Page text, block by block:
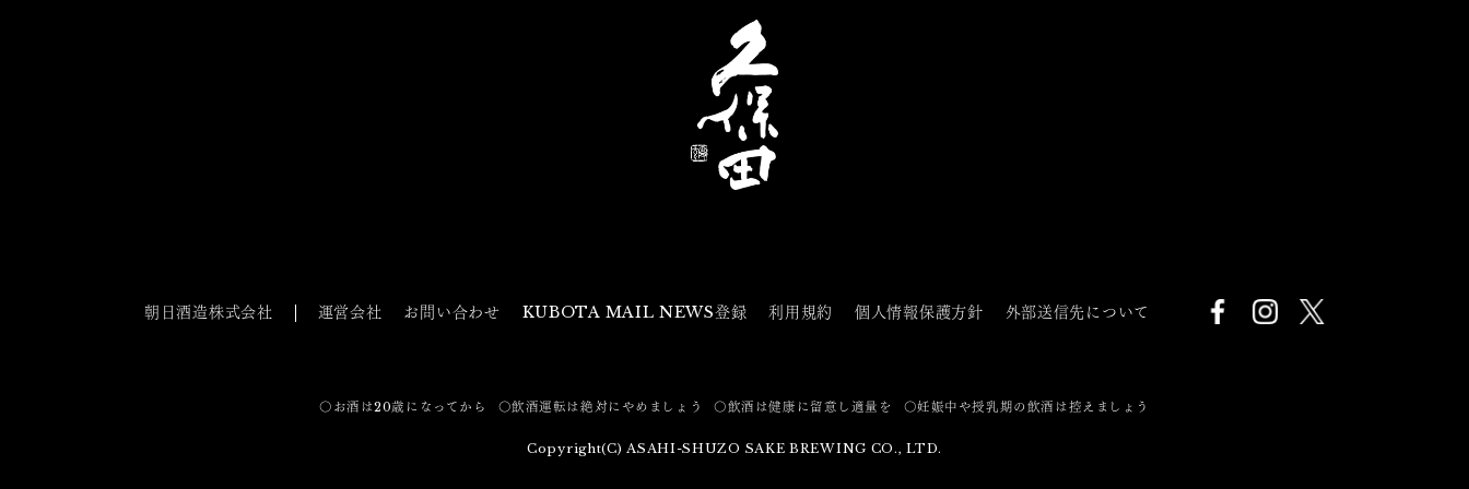
朝日酒造株式会社 運営会社 お問い合わせ KUBOTA MAIL NEWS登録 利用規約 個人情報保護方針 外部送信先について
〇お酒は20歳になってから 〇飲酒運転は絶対にやめましょう 〇飲酒は健康に留意し適量を 〇妊娠中や授乳期の飲酒は控えましょう
Copyright(C) ASAHI-SHUZO SAKE BREWING CO., LTD.